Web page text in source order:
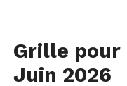
Grille pour
Juin 2026